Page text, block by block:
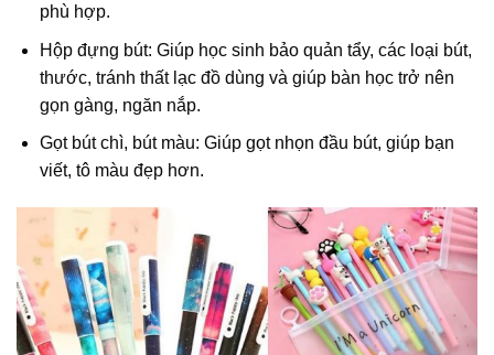
phù hợp.
Hộp đựng bút: Giúp học sinh bảo quản tẩy, các loại bút,
thước, tránh thất lạc đồ dùng và giúp bàn học trở nên
gọn gàng, ngăn nắp.
Gọt bút chì, bút màu: Giúp gọt nhọn đầu bút, giúp bạn
viết, tô màu đẹp hơn.